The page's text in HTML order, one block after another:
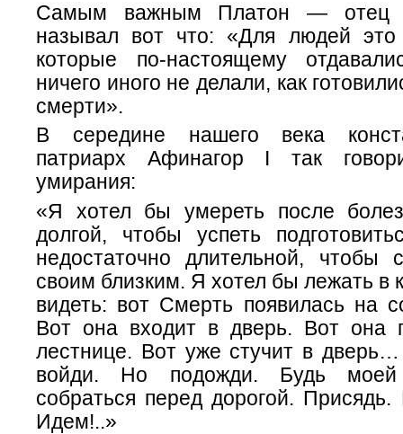
Самым важным Платон — отец
называл вот что: «Для людей
которые по-настоящему
ничего иного не делали, как
смерти».
В середине нашего века
патриарх Афинагор I так
умирания:
«Я хотел бы умереть после
долгой, чтобы успеть
недостаточно длительной, чтобы
своим близким. Я хотел бы лежать в
видеть: вот Смерть появилась на
Вот она входит в дверь. Вот она
лестнице. Вот уже стучит в
войди. Но подожди. Будь моей
собраться перед дорогой. Присядь.
Идем!..»